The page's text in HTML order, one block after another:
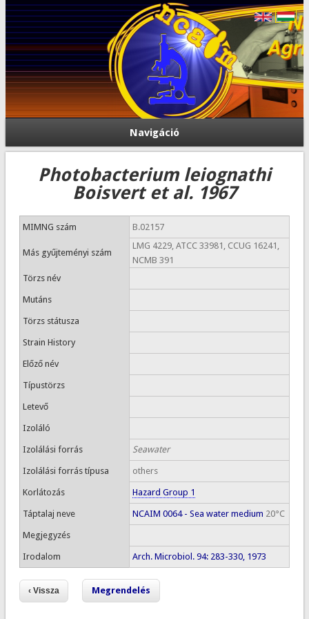
Navigáció
Photobacterium leiognathi
Boisvert et al. 1967
MIMNG szám B.02157
Más gyűjteményi szám
LMG 4229, ATCC 33981, CCUG 16241,
NCMB 391
Törzs név
Mutáns
Törzs státusza
Strain History
Előző név
Típustörzs
Letevő
Izoláló
Izolálási forrás Seawater
Izolálási forrás típusa others
Korlátozás Hazard Group 1
Táptalaj neve NCAIM 0064 - Sea water medium 20°C
Megjegyzés
Irodalom Arch. Microbiol. 94: 283-330, 1973
Megrendelés